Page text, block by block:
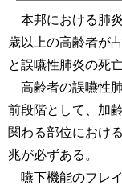
本邦における肺
歳以上の高齢者が
と誤嚥性肺炎の死
高齢者の誤嚥性
前段階として、加
関わる部位におけ
兆が必ずある。
嚥下機能のフレ